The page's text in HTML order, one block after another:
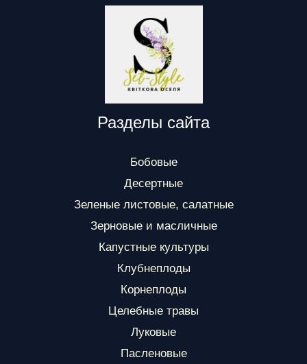
Разделы сайта
Бобовые
Десертные
Зеленые листовые, салатные
Зерновые и масличные
Капустные культуры
Клубнеплоды
Корнеплоды
Целебные травы
Луковые
Пасленовые